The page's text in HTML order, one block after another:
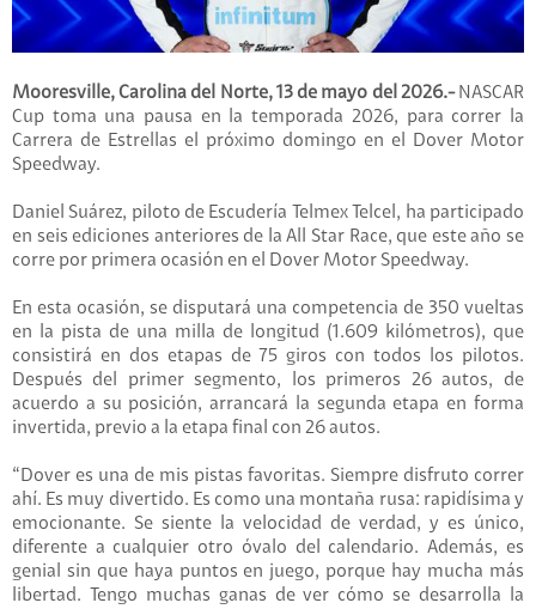
Mooresville, Carolina del Norte, 13 de mayo del 2026.-NASCAR
Cup toma una pausa en la temporada 2026, para correr la
Carrera de Estrellas el próximo domingo en el Dover Motor
Speedway.
Daniel Suárez, piloto de Escudería Telmex Telcel, ha participado
en seis ediciones anteriores de la All Star Race, que este año se
corre por primera ocasión en el Dover Motor Speedway.
En esta ocasión, se disputará una competencia de 350 vueltas
en la pista de una milla de longitud (1.609 kilómetros), que
consistirá en dos etapas de 75 giros con todos los pilotos.
Después del primer segmento, los primeros 26 autos, de
acuerdo a su posición, arrancará la segunda etapa en forma
invertida, previo a la etapa final con 26 autos.
“Dover es una de mis pistas favoritas. Siempre disfruto correr
ahí. Es muy divertido. Es como una montaña rusa: rapidísima y
emocionante. Se siente la velocidad de verdad, y es único,
diferente a cualquier otro óvalo del calendario. Además, es
genial sin que haya puntos en juego, porque hay mucha más
libertad. Tengo muchas ganas de ver cómo se desarrolla la